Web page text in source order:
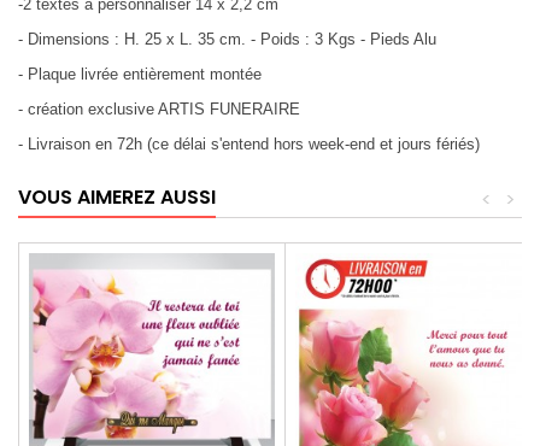
-2 textes à personnaliser 14 x 2,2 cm
- Dimensions : H. 25 x L. 35 cm. - Poids : 3 Kgs - Pieds Alu
- Plaque livrée entièrement montée
- création exclusive ARTIS FUNERAIRE
- Livraison en 72h (ce délai s'entend hors week-end et jours fériés)
VOUS AIMEREZ AUSSI >
<